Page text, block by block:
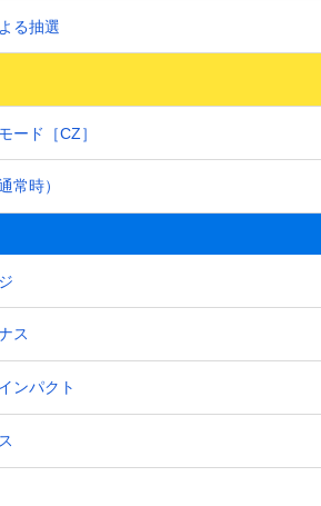
る抽選
ード［CZ］
常時）
ス
ンパクト